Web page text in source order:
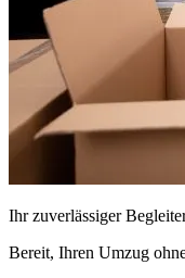
Ihr zuverlässiger
Bereit, Ihren Umzug